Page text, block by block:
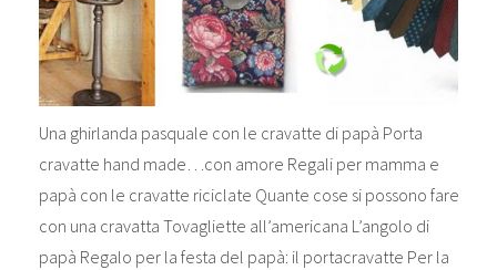
Una ghirlanda pasquale con le cravatte di papà Porta
cravatte hand made…con amore Regali per mamma e
papà con le cravatte riciclate Quante cose si possono fare
con una cravatta Tovagliette all’americana L’angolo di
papà Regalo per la festa del papà: il portacravatte Per la